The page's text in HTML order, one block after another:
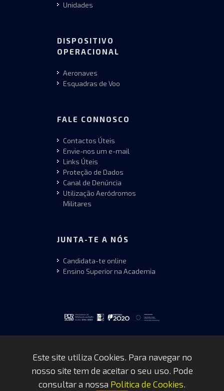
Unidades
DISPOSITIVO
OPERACIONAL
Aeronaves
Esquadras de Voo
FALE CONNOSCO
Contactos Úteis
Envie-nos um e-mail
Links Úteis
Proteção de Dados
Canal de Denúncia
Utilização Aeródromos
Militares
JUNTA-TE A NÓS
Candidata-te online
Ensino Superior na Academia
Copyrights © 2026 by FAP - DCSI -
Este site utiliza Cookies. Para navegar no
nosso site tem de aceitar o seu uso. Pode
consultar a nossa Politica de Cookies.